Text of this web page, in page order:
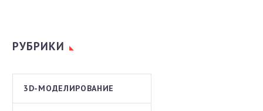
РУБРИКИ
3D-МОДЕЛИРОВАНИЕ